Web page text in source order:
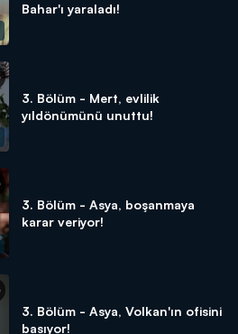
Bahar'ı yaraladı!
3. Bölüm - Mert, evlilik
yıldönümünü unuttu!
3. Bölüm - Asya, boşanmaya
karar veriyor!
3. Bölüm - Asya, Volkan'ın ofisini
basıyor!